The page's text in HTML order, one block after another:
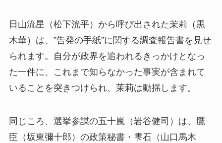
日山流星（松下洸平）から呼び出された茉莉（黒
木華）は、”告発の手紙”に関する調査報告書を見せ
られます。自分が政界を追われるきっかけとなっ
た一件に、これまで知らなかった事実が含まれて
いることを突きつけられ、茉莉は動揺します。
同じころ、選挙参謀の五十嵐（岩谷健司）は、鷹
臣（坂東彌十郎）の政策秘書・雫石（山口馬木